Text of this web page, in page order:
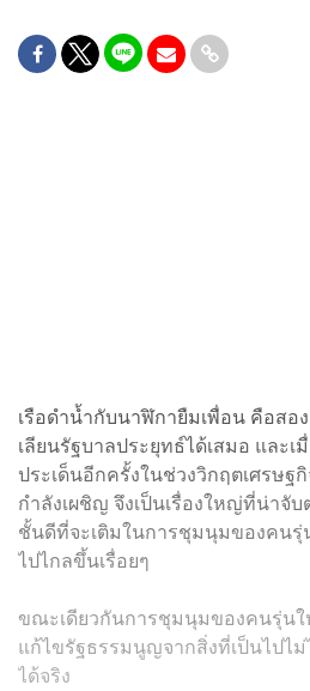
เรือดำน้ำกับนาฬิกายืมเพื่อน คือส
เลียนรัฐบาลประยุทธ์ได้เสมอ และเ
ประเด็นอีกครั้งในช่วงวิกฤตเศรษฐ
กำลังเผชิญ จึงเป็นเรื่องใหญ่ที่น่าจั
ชั้นดีที่จะเติมในการชุมนุมของคนรุ่
ไปไกลขึ้นเรื่อยๆ
ขณะเดียวกันการชุมนุมของคนรุ่นใ
แก้ไขรัฐธรรมนูญจากสิ่งที่เป็นไปไม่
ได้จริง